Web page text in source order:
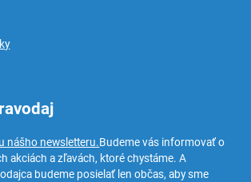
nášho newsletteru.Budeme vás informovať o
akciách a zľavách, ktoré chystáme. A
budeme posielať len občas, aby sme